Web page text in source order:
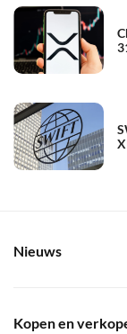
Nieuws
Kopen en